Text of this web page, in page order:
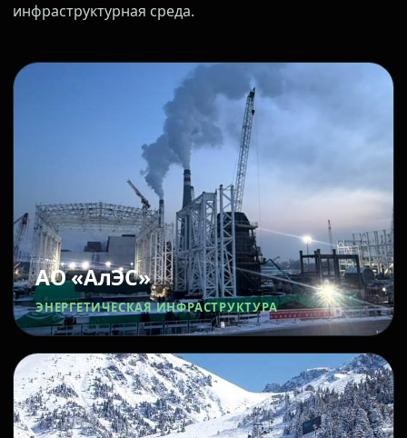
инфраструктурная среда.
АО «АлЭС»
ЭНЕРГЕТИЧЕСКАЯ ИНФРАСТРУКТУРА